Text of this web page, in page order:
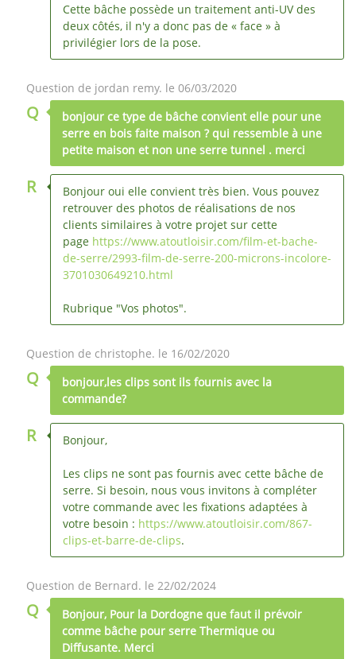
Cette bâche possède un traitement anti-UV des
deux côtés, il n'y a donc pas de « face » à
privilégier lors de la pose.
Question de jordan remy. le 06/03/2020
Q
bonjour ce type de bâche convient elle pour une
serre en bois faite maison ? qui ressemble à une
petite maison et non une serre tunnel . merci
R
Bonjour oui elle convient très bien. Vous pouvez
retrouver des photos de réalisations de nos
clients similaires à votre projet sur cette
page https://www.atoutloisir.com/film-et-bache-
de-serre/2993-film-de-serre-200-microns-incolore-
3701030649210.html
Rubrique "Vos photos".
Question de christophe. le 16/02/2020
Q
bonjour,les clips sont ils fournis avec la
commande?
R Bonjour,
Les clips ne sont pas fournis avec cette bâche de
serre. Si besoin, nous vous invitons à compléter
votre commande avec les fixations adaptées à
votre besoin : https://www.atoutloisir.com/867-
clips-et-barre-de-clips.
Question de Bernard. le 22/02/2024
Q
Bonjour, Pour la Dordogne que faut il prévoir
comme bâche pour serre Thermique ou
Diffusante. Merci